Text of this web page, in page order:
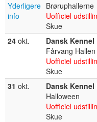
Yderligere
info
Brøruphallerne
Uofficiel
Skue
24 okt. Dansk Kennel
Fårvang Hallen
Uofficiel
Skue
31 okt. Dansk Kennel
Halloween
Uofficiel
Skue